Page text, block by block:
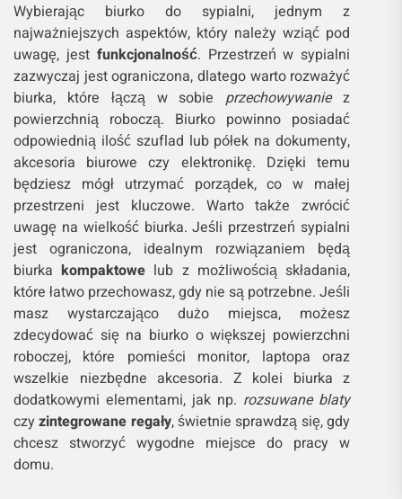
Wybierając biurko do sypialni, jednym z
najważniejszych aspektów, który należy wziąć pod
uwagę, jest funkcjonalność. Przestrzeń w sypialni
zazwyczaj jest ograniczona, dlatego warto rozważyć
biurka, które łączą w sobieprzechowywaniez
powierzchnią roboczą. Biurko powinno posiadać
odpowiednią ilość szuflad lub półek na dokumenty,
akcesoria biurowe czy elektronikę. Dzięki temu
będziesz mógł utrzymać porządek, co w małej
przestrzeni jest kluczowe. Warto także zwrócić
uwagę na wielkość biurka. Jeśli przestrzeń sypialni
jest ograniczona, idealnym rozwiązaniem będą
biurkakompaktowe lub z możliwością składania,
które łatwo przechowasz, gdy nie są potrzebne. Jeśli
masz wystarczająco dużo miejsca, możesz
zdecydować się na biurko o większej powierzchni
roboczej, które pomieści monitor, laptopa oraz
wszelkie niezbędne akcesoria. Z kolei biurka z
dodatkowymi elementami, jak np. rozsuwane blaty
czyzintegrowane regały, świetnie sprawdzą się, gdy
chcesz stworzyć wygodne miejsce do pracy w
domu.